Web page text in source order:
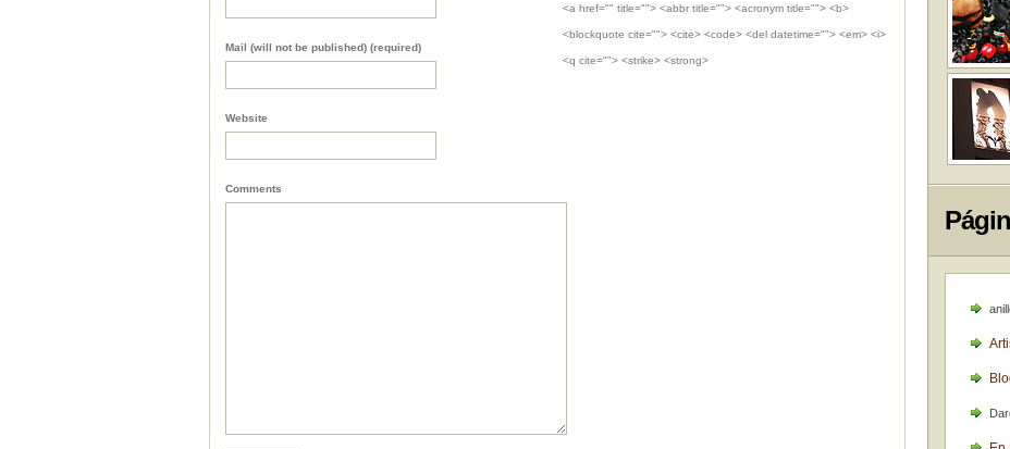
<a href="" title=""> <abbr title=""> <acronym title=""> <b>
<blockquote cite=""> <cite> <code> <del datetime=""> <em> <i>
<q cite=""> <strike> <strong>
Mail (will not be published) (required)
Website
Comments